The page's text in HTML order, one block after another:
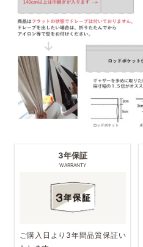
3年保証
WARRANTY
ご購入日より3年間品質保証い